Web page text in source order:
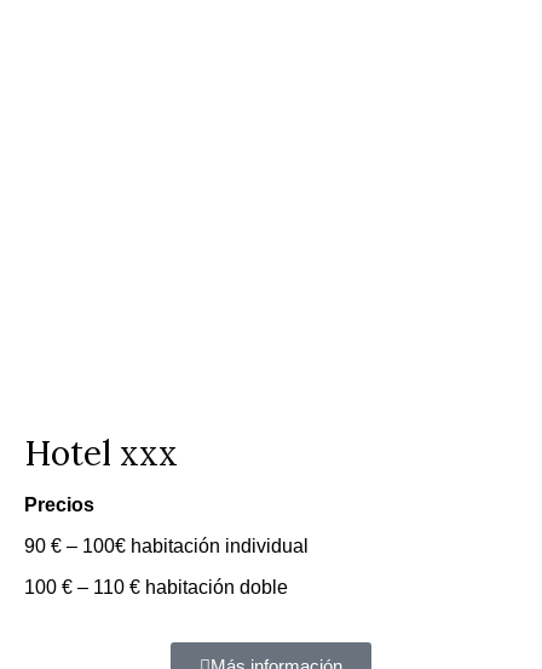
Hotel xxx
Precios
90 € – 100€ habitación individual
100 € – 110 € habitación doble